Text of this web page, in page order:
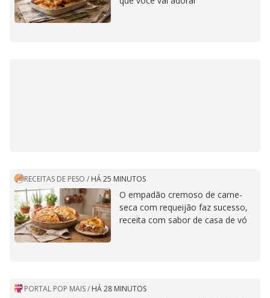
RECEITAS DE PESO / HÁ 25 MINUTOS
O empadão cremoso de carne-
seca com requeijão faz sucesso,
receita com sabor de casa de vó
PORTAL POP MAIS/ HÁ 28 MINUTOS